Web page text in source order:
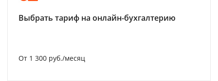
Выбрать тариф на онлайн-бухгалтерию
От 1 300 руб./месяц